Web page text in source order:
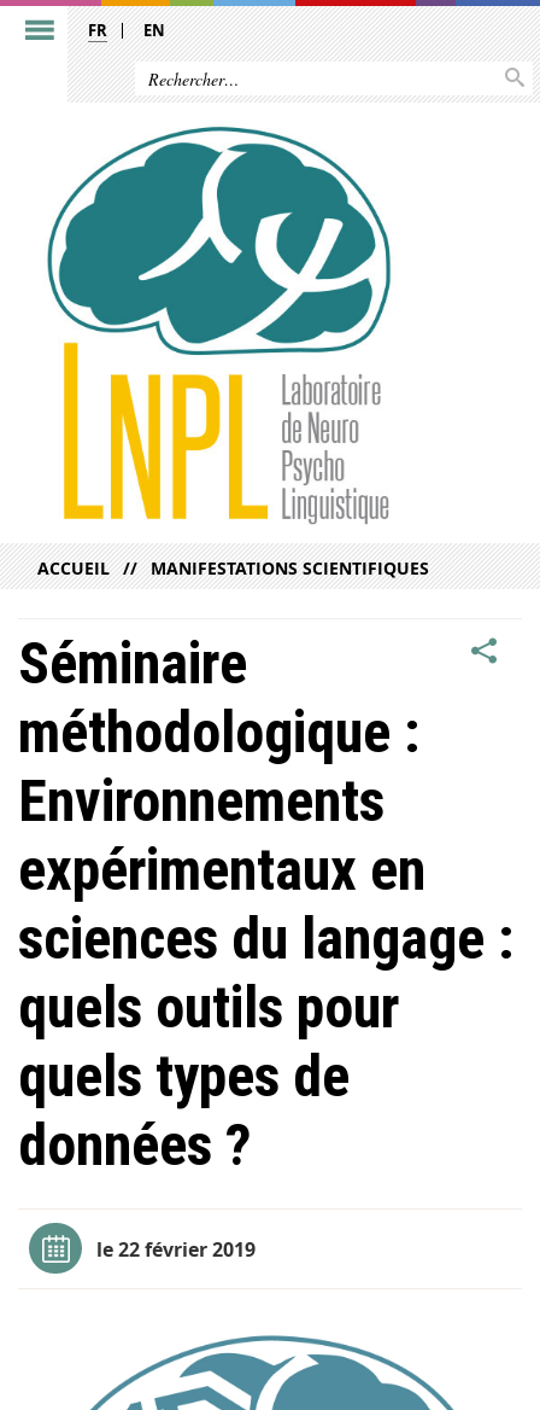
FR EN
ACCUEIL MANIFESTATIONS SCIENTIFIQUES
Séminaire
méthodologique :
Environnements
expérimentaux en
sciences du langage :
quels outils pour
quels types de
données ?
le 22 février 2019